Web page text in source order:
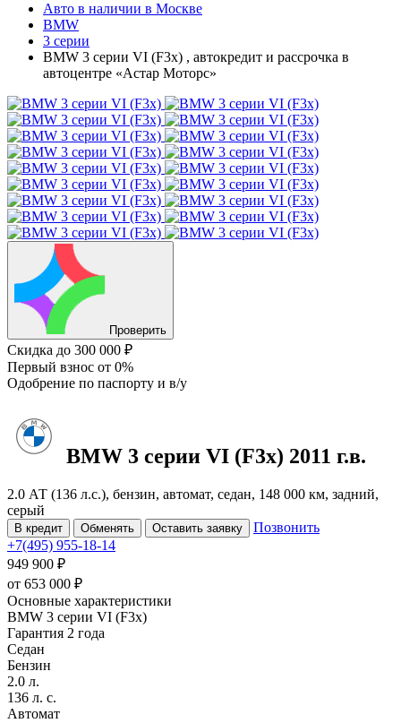
Авто в наличии в Москве
BMW
3 серии
BMW 3 серии VI (F3x) , автокредит и рассрочка в
автоцентре «Астар Моторс»
Проверить
Скидка до 300 000 ₽
Первый взнос от 0%
Одобрение по паспорту и в/у
BMW 3 серии VI (F3x) 2011 г.в.
2.0 АТ (136 л.с.), бензин, автомат, седан, 148 000 км, задний,
серый
В кредит Обменять Оставить заявку
Позвонить
+7(495) 955-18-14
949 900 ₽
от 653 000 ₽
Основные характеристики
BMW 3 серии VI (F3x)
Гарантия 2 года
Седан
Бензин
2.0 л.
136 л. с.
Автомат